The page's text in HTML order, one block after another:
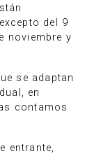
excepto del 9
noviembre y
se adaptan
en
contamos
entrante,